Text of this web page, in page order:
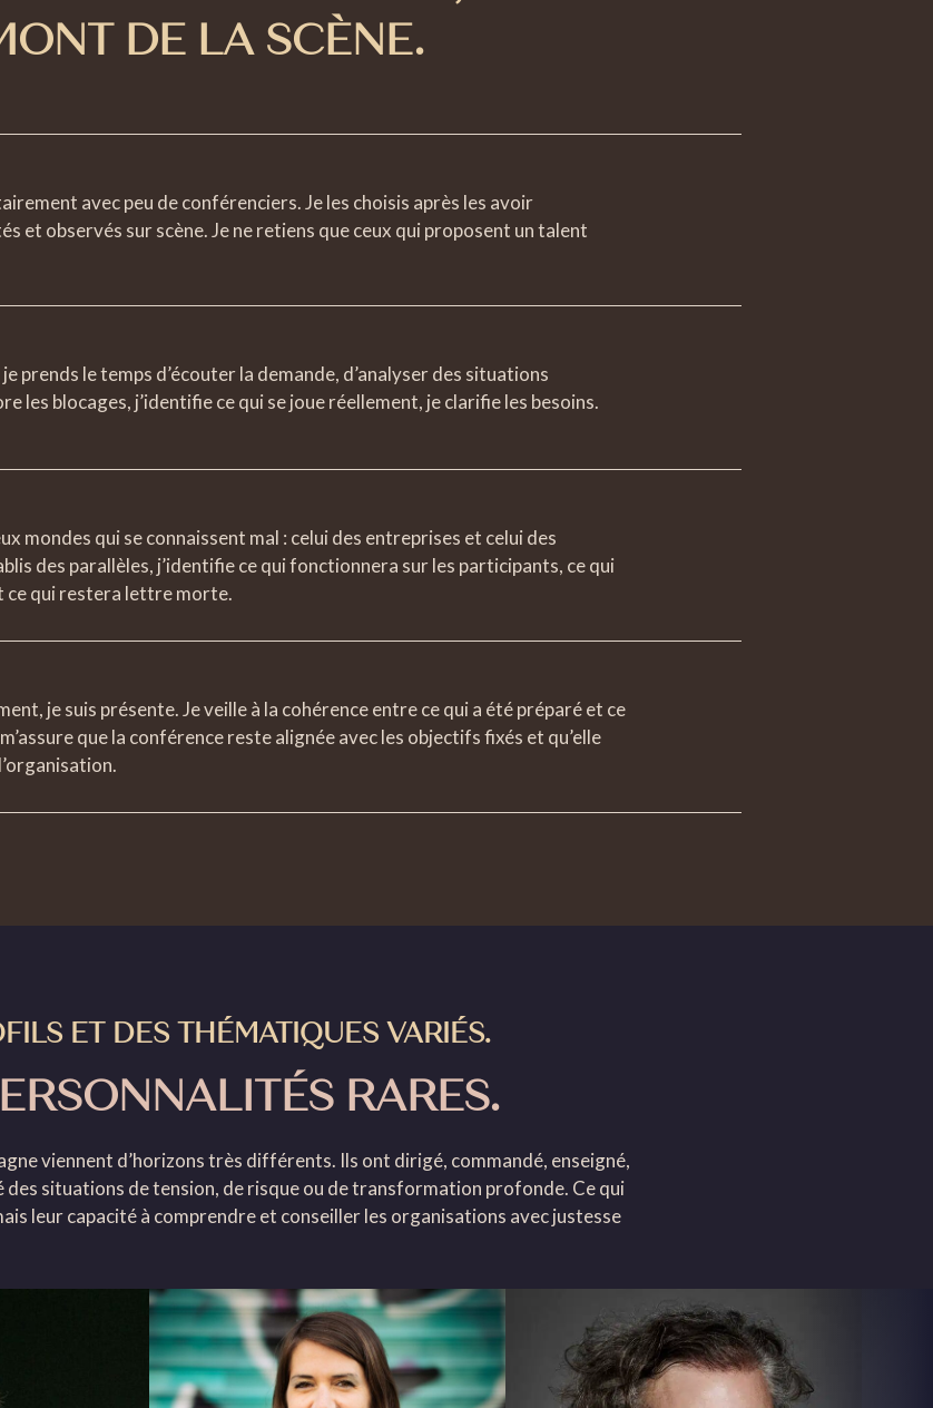
DE LA SCÈNE.
avec peu de conférenciers. Je les choisis après les avoir
et observés sur scène. Je ne retiens que ceux qui proposent un talent
prends le temps d’écouter la demande, d’analyser des situations
les blocages, j’identifie ce qui se joue réellement, je clarifie les besoins.
mondes qui se connaissent mal : celui des entreprises et celui des
des parallèles, j’identifie ce qui fonctionnera sur les participants, ce qui
ce qui restera lettre morte.
je suis présente. Je veille à la cohérence entre ce qui a été préparé et ce
que la conférence reste alignée avec les objectifs fixés et qu’elle
ET DES THÉMATIQUES VARIÉS.
RARES.
viennent d’horizons très différents. Ils ont dirigé, commandé, enseigné,
situations de tension, de risque ou de transformation profonde. Ce qui
leur capacité à comprendre et conseiller les organisations avec justesse